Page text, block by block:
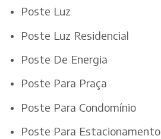
Poste Luz
Poste Luz Residencial
Poste De Energia
Poste Para Praça
Poste Para Condomínio
Poste Para Estacionamento